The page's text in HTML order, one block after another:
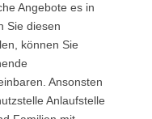
Angebote es in
Sie diesen
können Sie
Ansonsten
Anlaufstelle